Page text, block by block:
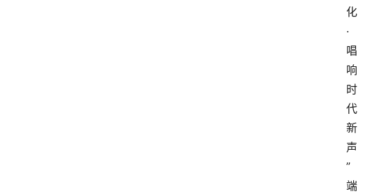
化
·
唱
响
时
代
新
声
”
端